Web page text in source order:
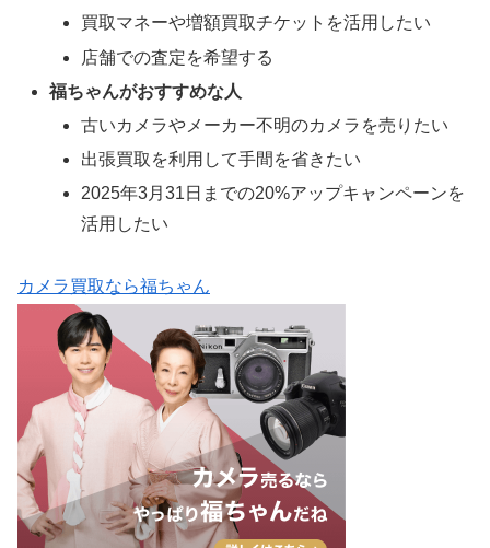
買取マネーや増額買取チケットを活用したい
店舗での査定を希望する
福ちゃんがおすすめな人
古いカメラやメーカー不明のカメラを売りたい
出張買取を利用して手間を省きたい
2025年3月31日までの20%アップキャンペーンを
活用したい
カメラ買取なら福ちゃん